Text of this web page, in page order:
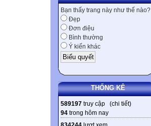
Bạn thấy trang này như thế nào?
Đẹp
Đơn điệu
Bình thường
Ý kiến khác
THỐNG KÊ
589197 truy cập (chi tiết)
94 trong hôm nay